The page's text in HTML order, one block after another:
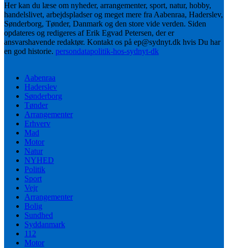
Her kan du læse om nyheder, arrangementer, sport, natur, hobby,
handelslivet, arbejdspladser og meget mere fra Aabenraa, Haderslev,
Sønderborg, Tønder, Danmark og den store vide verden. Siden
opdateres og redigeres af Erik Egvad Petersen, der er
ansvarshavende redaktør. Kontakt os på ep@sydnyt.dk hvis Du har
en god historie. persondatapolitik-hos-sydnyt-dk
Aabenraa
Haderslev
Sønderborg
Tønder
Arrangementer
Erhverv
Mad
Motor
Natur
NYHED
Politik
Sport
Vejr
Arrangementer
Bolig
Sundhed
Syddanmark
112
Motor